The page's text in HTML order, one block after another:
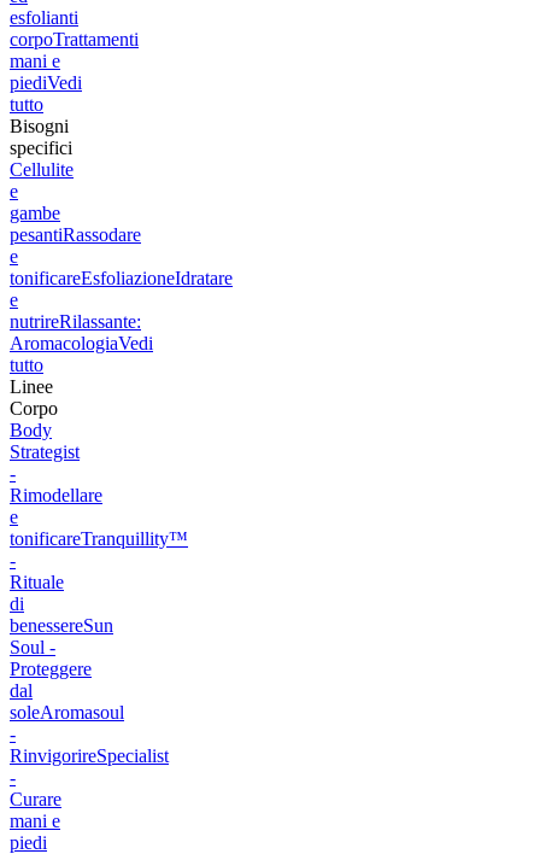
esfolianti
corpoTrattamenti
mani e
piediVedi
tutto
Bisogni
specifici
Cellulite
e
gambe
pesantiRassodare
e
tonificareEsfoliazioneIdratare
e
nutrireRilassante:
AromacologiaVedi
tutto
Linee
Corpo
Body
Strategist
-
Rimodellare
e
tonificareTranquillity™
-
Rituale
di
benessereSun
Soul -
Proteggere
dal
soleAromasoul
-
RinvigorireSpecialist
-
Curare
mani e
piedi